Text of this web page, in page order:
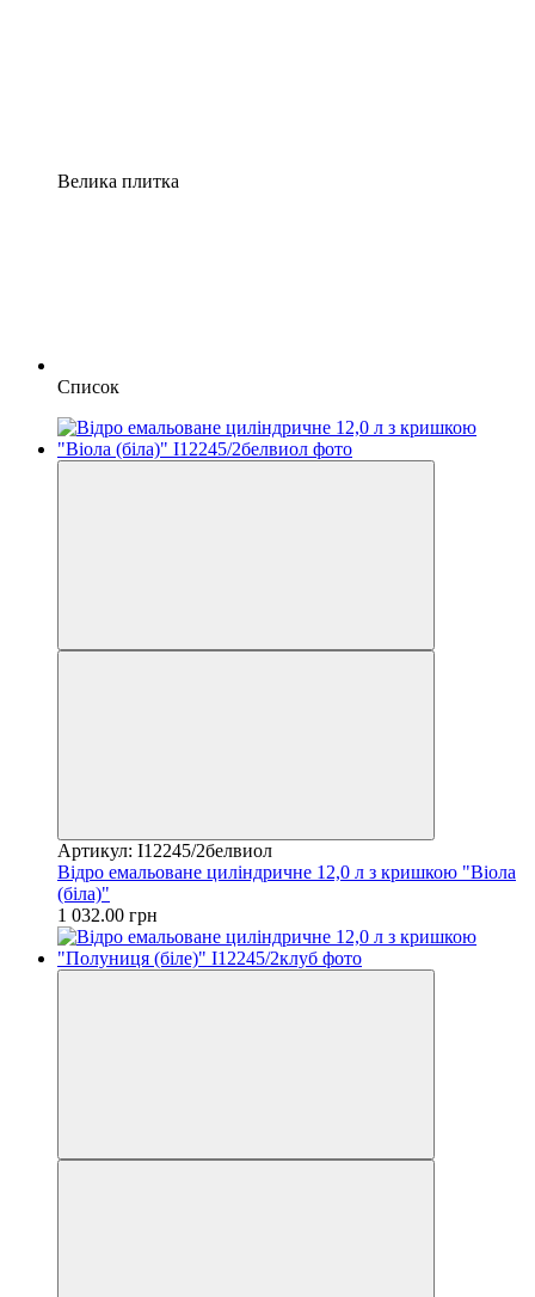
Велика плитка
Список
Артикул: I12245/2белвиол
Відро емальоване циліндричне 12,0 л з кришкою "Віола
(біла)"
1 032.00 грн